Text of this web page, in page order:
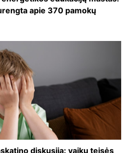
apie 370 pamokų
diskusiją: vaikų teisės